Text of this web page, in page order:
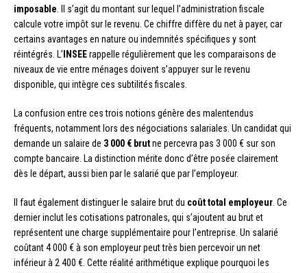
imposable . Il s’agit du montant sur lequel l’administration fiscale
calcule votre impôt sur le revenu. Ce chiffre diffère du net à payer, car
certains avantages en nature ou indemnités spécifiques y sont
réintégrés. L’ INSEErappelle régulièrement que les comparaisons de
niveaux de vie entre ménages doivent s’appuyer sur le revenu
disponible, qui intègre ces subtilités fiscales.
La confusion entre ces trois notions génère des malentendus
fréquents, notamment lors des négociations salariales. Un candidat qui
demande un salaire de 3 000 € brutne percevra pas 3 000 € sur son
compte bancaire. La distinction mérite donc d’être posée clairement
dès le départ, aussi bien par le salarié que par l’employeur.
Il faut également distinguer le salaire brut du coût total employeur . Ce
dernier inclut les cotisations patronales, qui s’ajoutent au brut et
représentent une charge supplémentaire pour l’entreprise. Un salarié
coûtant 4 000 € à son employeur peut très bien percevoir un net
inférieur à 2 400 €. Cette réalité arithmétique explique pourquoi les